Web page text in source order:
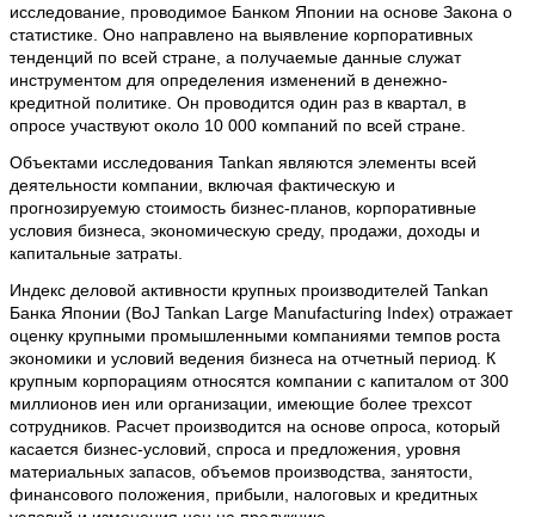
исследование, проводимое Банком Японии на основе Закона о
статистике. Оно направлено на выявление корпоративных
тенденций по всей стране, а получаемые данные служат
инструментом для определения изменений в денежно-
кредитной политике. Он проводится один раз в квартал, в
опросе участвуют около 10 000 компаний по всей стране.
Объектами исследования Tankan являются элементы всей
деятельности компании, включая фактическую и
прогнозируемую стоимость бизнес-планов, корпоративные
условия бизнеса, экономическую среду, продажи, доходы и
капитальные затраты.
Индекс деловой активности крупных производителей Tankan
Банка Японии (BoJ Tankan Large Manufacturing Index) отражает
оценку крупными промышленными компаниями темпов роста
экономики и условий ведения бизнеса на отчетный период. К
крупным корпорациям относятся компании с капиталом от 300
миллионов иен или организации, имеющие более трехсот
сотрудников. Расчет производится на основе опроса, который
касается бизнес-условий, спроса и предложения, уровня
материальных запасов, объемов производства, занятости,
финансового положения, прибыли, налоговых и кредитных